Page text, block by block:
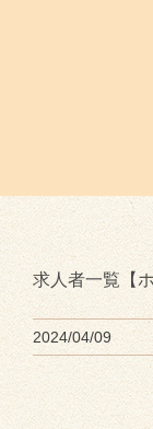
求人者一覧【
2024/04/09